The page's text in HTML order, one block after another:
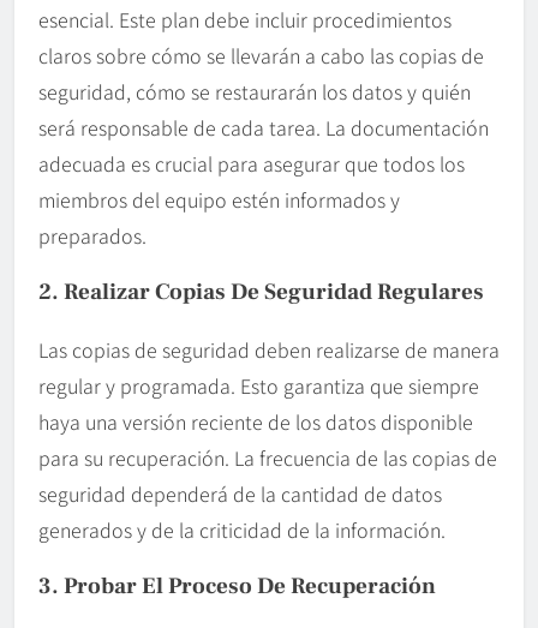
esencial. Este plan debe incluir procedimientos
claros sobre cómo se llevarán a cabo las copias de
seguridad, cómo se restaurarán los datos y quién
será responsable de cada tarea. La documentación
adecuada es crucial para asegurar que todos los
miembros del equipo estén informados y
preparados.
2. Realizar Copias De Seguridad Regulares
Las copias de seguridad deben realizarse de manera
regular y programada. Esto garantiza que siempre
haya una versión reciente de los datos disponible
para su recuperación. La frecuencia de las copias de
seguridad dependerá de la cantidad de datos
generados y de la criticidad de la información.
3. Probar El Proceso De Recuperación